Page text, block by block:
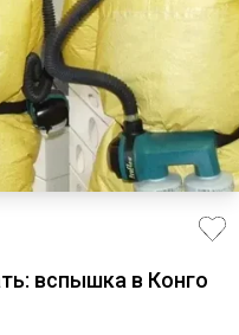
вспышка в Конго